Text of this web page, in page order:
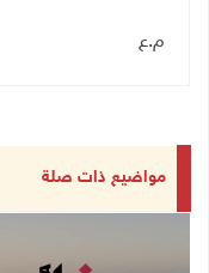
م.ع
مواضيع ذات صلة